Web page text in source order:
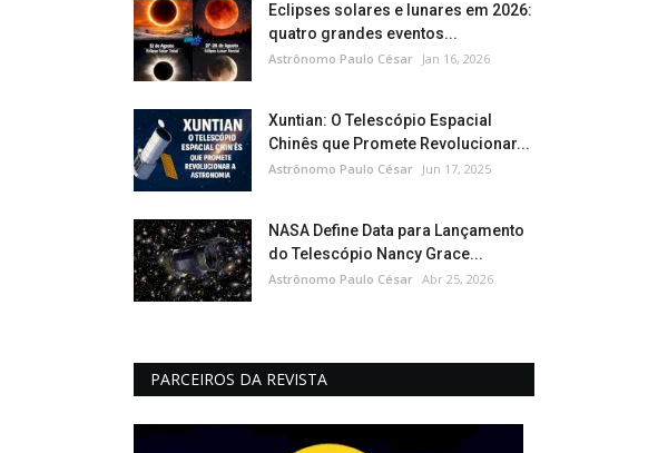
Eclipses solares e lunares em 2026:
quatro grandes eventos...
Astrônomo Paulo César Jan 16, 2026
Xuntian: O Telescópio Espacial
Chinês que Promete Revolucionar...
Astrônomo Paulo César Jun 17, 2025
NASA Define Data para Lançamento
do Telescópio Nancy Grace...
Astrônomo Paulo César Abr 25, 2026
PARCEIROS DA REVISTA